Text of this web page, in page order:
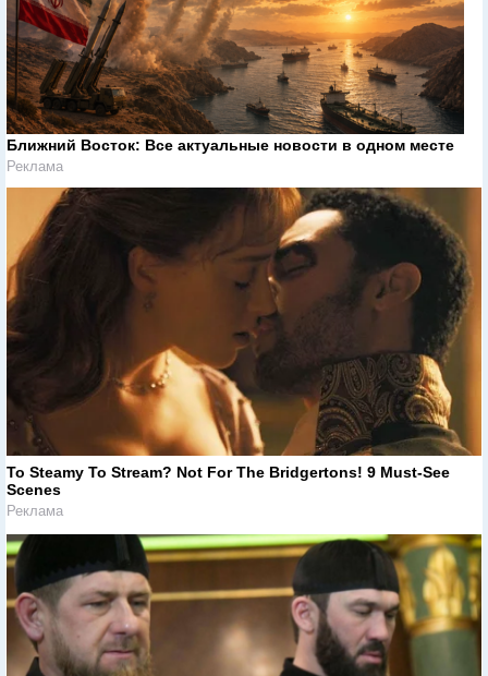
Ближний Восток: Все актуальные новости в одном месте
Реклама
To Steamy To Stream? Not For The Bridgertons! 9 Must-See
Scenes
Реклама